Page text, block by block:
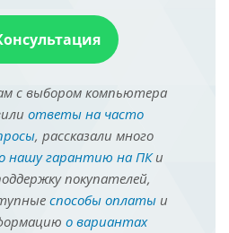
с выбором компьютера
ответы на часто
, рассказали много
нашу гарантию на ПКи
покупателей,
способы оплатыи
о вариантах